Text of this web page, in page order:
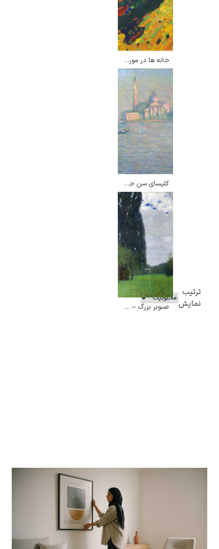
ترتیب
نمایش
خانه ها در مورنائو – واسیلی کاندینسکی
کلیسای سن جورجو ماجوره در ونیز – کلود مونه
صنوبر بزرگ – گوستاو کلیمت